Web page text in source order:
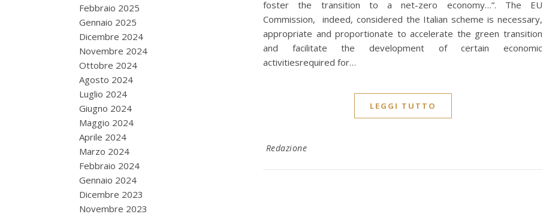
Febbraio 2025
Gennaio 2025
Dicembre 2024
Novembre 2024
Ottobre 2024
Agosto 2024
Luglio 2024
Giugno 2024
Maggio 2024
Aprile 2024
Marzo 2024
Febbraio 2024
Gennaio 2024
Dicembre 2023
Novembre 2023
foster the transition to a net-zero economy…”. The EU
Commission, indeed, considered the Italian scheme is necessary,
appropriate and proportionate to accelerate the green transition
and facilitate the development of certain economic
activitiesrequired for…
LEGGI TUTTO
Redazione